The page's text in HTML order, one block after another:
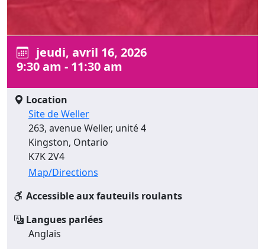
jeudi, avril 16, 2026
9:30 am - 11:30 am
Location
Site de Weller
263, avenue Weller, unité 4
Kingston, Ontario
K7K 2V4
Map/Directions
Accessible aux fauteuils roulants
Langues parlées
Anglais